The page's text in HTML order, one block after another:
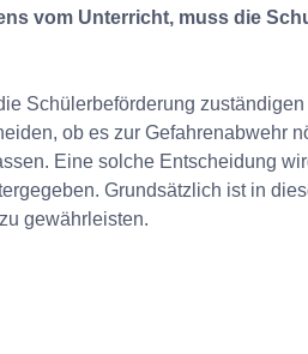
vom Unterricht, muss die
Schülerbeförderung
ob es zur Gefahrenabwehr
Eine solche Entscheidung
Grundsätzlich ist in
gewährleisten.